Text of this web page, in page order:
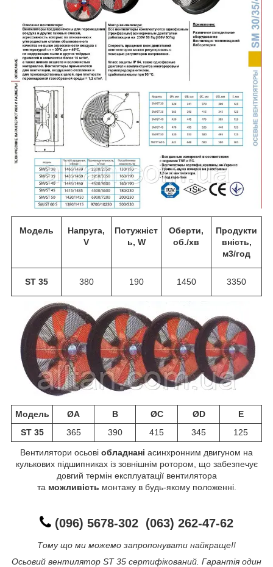
Модель
Напруга,
V
Потужніст
ь, W
Оберти,
об./хв
Продукти
вність,
м3/год
ST 35 380 190 1450 3350
Модель ØA B ØC ØD
E
ST 35
365 390 415 345 125
Вентилятори осьові обладнані асинхронним двигуном на
кулькових підшипниках із зовнішнім ротором, що забезпечує
довгий термін експлуатації вентилятора
та можливість монтажу в будь-якому положенні.
(096) 5678-302 (063) 262-47-62
Тому що ми можемо запропонувати найкраще!!
Осьовий вентилятор ST 35 сертифікований. Гарантія один